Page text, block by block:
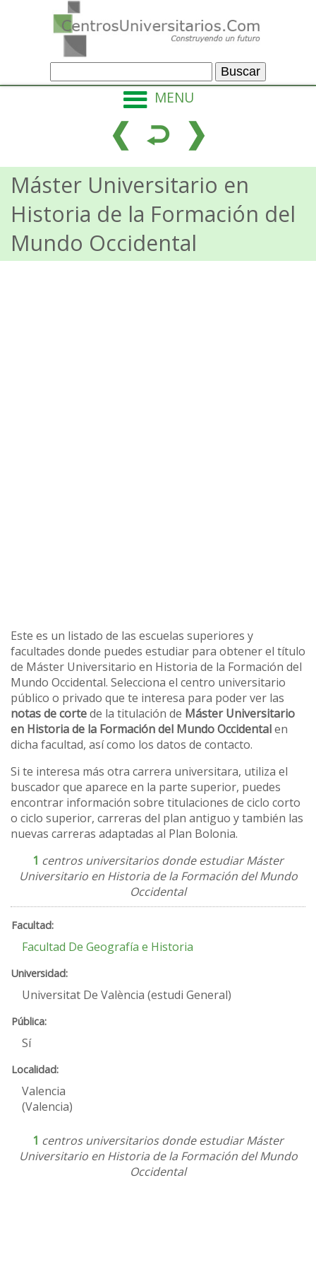
MENU
Máster Universitario en
Historia de la Formación del
Mundo Occidental
Este es un listado de las escuelas superiores y
facultades donde puedes estudiar para obtener el título
de Máster Universitario en Historia de la Formación del
Mundo Occidental. Selecciona el centro universitario
público o privado que te interesa para poder ver las
notas de cortede la titulación de Máster Universitario
en Historia de la Formación del Mundo Occidentalen
dicha facultad, así como los datos de contacto.
Si te interesa más otra carrera universitara, utiliza el
buscador que aparece en la parte superior, puedes
encontrar información sobre titulaciones de ciclo corto
o ciclo superior, carreras del plan antiguo y también las
nuevas carreras adaptadas al Plan Bolonia.
1 centros universitarios donde estudiar Máster
Universitario en Historia de la Formación del Mundo
Occidental
Facultad De Geografía e Historia
Universitat De València (estudi General)
Sí
Valencia
(Valencia)
1 centros universitarios donde estudiar Máster
Universitario en Historia de la Formación del Mundo
Occidental